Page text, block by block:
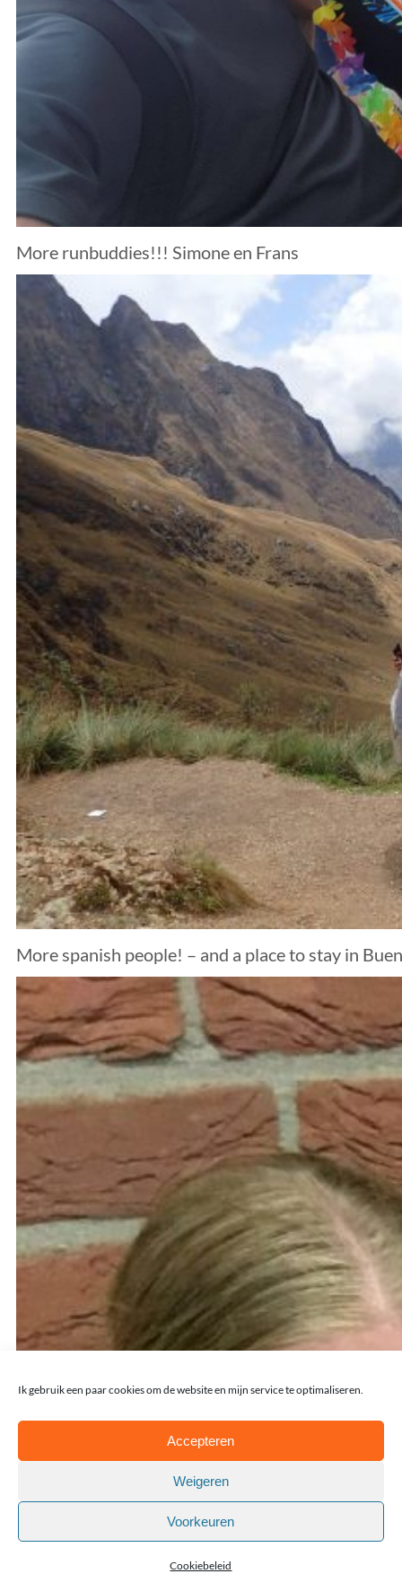
Ik gebruik een paar cookies om de website en mijn service te optimaliseren.
Accepteren
Weigeren
Voorkeuren
Cookiebeleid
More runbuddies!!! Simone en Frans
More spanish people! – and a place to stay in